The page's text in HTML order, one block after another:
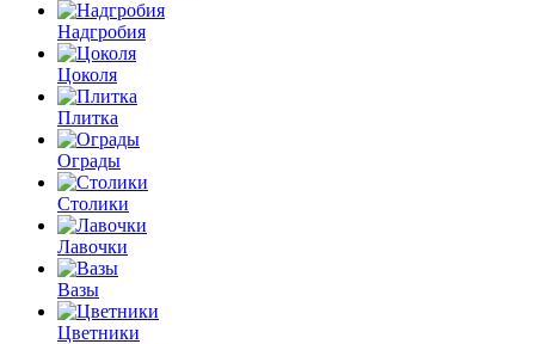
Надгробия
Цоколя
Плитка
Ограды
Столики
Лавочки
Вазы
Цветники